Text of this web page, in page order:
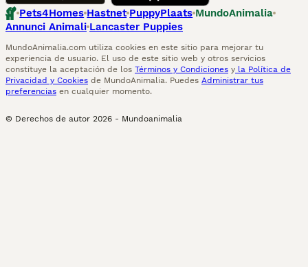
Pets4Homes Hastnet PuppyPlaats MundoAnimalia
Annunci Animali Lancaster Puppies
MundoAnimalia.com utiliza cookies en este sitio para mejorar tu
experiencia de usuario. El uso de este sitio web y otros servicios
constituye la aceptación de los Términos y Condiciones y la Política de
Privacidad y Cookies de MundoAnimalia. Puedes Administrar tus
preferencias en cualquier momento.
© Derechos de autor 2026 - Mundoanimalia